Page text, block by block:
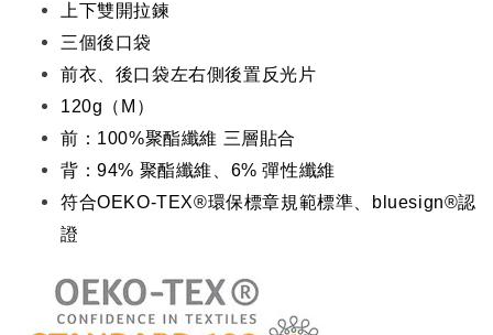
上下雙開拉鍊
三個後口袋
前衣、後口袋左右側後置反光片
120g（M）
前：100%聚酯纖維 三層貼合
背：94% 聚酯纖維、6% 彈性纖維
符合OEKO-TEX®環保標章規範標準、bluesign®認
證